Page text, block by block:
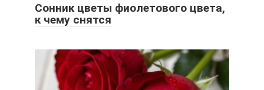
Сонник цветы фиолетового цвета,
к чему снятся